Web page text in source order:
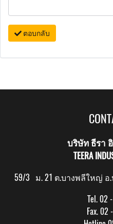
ตอบกลับ
บริษัท ธีรา
TEERA
59/3 ม. 21 ต.บางพลีใหญ่ อ
Tel. 02
Fax. 02